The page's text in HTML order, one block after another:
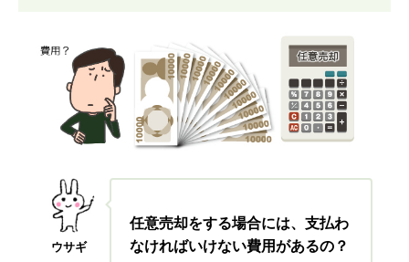
ウサギ
任意売却をする場合には、支払わ
なければいけない費用があるの？